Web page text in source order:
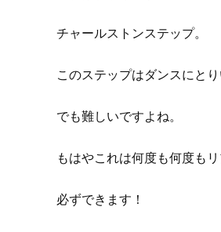
チャールストンステップ。
このステップはダンスにとり
でも難しいですよね。
もはやこれは何度も何度も
必ずできます！